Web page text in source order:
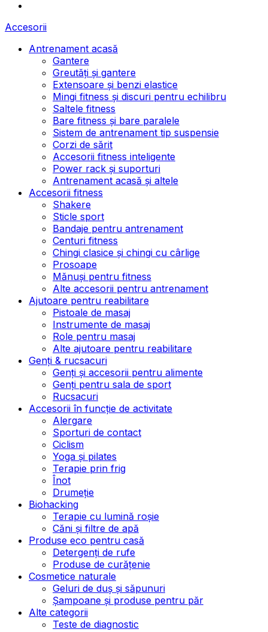
Accesorii
Antrenament acasă
Gantere
Greutăți și gantere
Extensoare și benzi elastice
Mingi fitness și discuri pentru echilibru
Saltele fitness
Bare fitness și bare paralele
Sistem de antrenament tip suspensie
Corzi de sărit
Accesorii fitness inteligente
Power rack și suporturi
Antrenament acasă și altele
Accesorii fitness
Shakere
Sticle sport
Bandaje pentru antrenament
Centuri fitness
Chingi clasice și chingi cu cârlige
Prosoape
Mănuși pentru fitness
Alte accesorii pentru antrenament
Ajutoare pentru reabilitare
Pistoale de masaj
Instrumente de masaj
Role pentru masaj
Alte ajutoare pentru reabilitare
Genți & rucsacuri
Genți și accesorii pentru alimente
Genți pentru sala de sport
Rucsacuri
Accesorii în funcție de activitate
Alergare
Sporturi de contact
Ciclism
Yoga și pilates
Terapie prin frig
Înot
Drumeție
Biohacking
Terapie cu lumină roșie
Căni și filtre de apă
Produse eco pentru casă
Detergenți de rufe
Produse de curățenie
Cosmetice naturale
Geluri de duș și săpunuri
Șampoane și produse pentru păr
Alte categorii
Teste de diagnostic